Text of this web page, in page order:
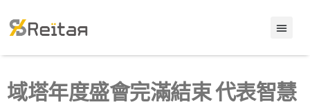
域塔年度盛會完滿結束 代表智慧